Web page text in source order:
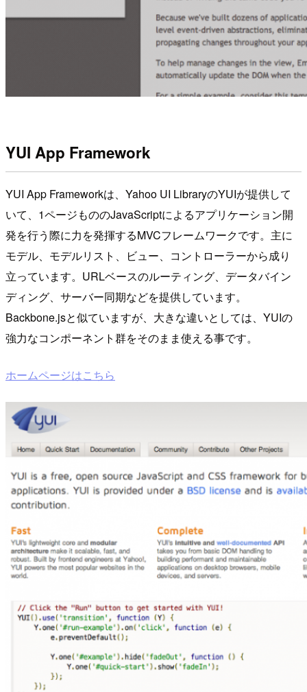
YUI App Framework
YUI App Frameworkは、Yahoo UI LibraryのYUIが提供して
いて、1ページもののJavaScriptによるアプリケーション開
発を行う際に力を発揮するMVCフレームワークです。主に
モデル、モデルリスト、ビュー、コントローラーから成り
立っています。URLベースのルーティング、データバイン
ディング、サーバー同期などを提供しています。
Backbone.jsと似ていますが、大きな違いとしては、YUIの
強力なコンポーネント群をそのまま使える事です。
ホームページはこちら